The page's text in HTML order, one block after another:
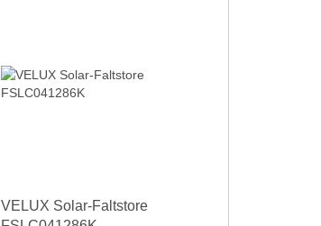
VELUX Solar-Faltstore